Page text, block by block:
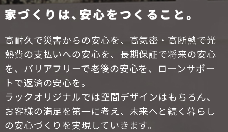
高耐久で災害からの安心を、高気密・高断熱で光
熱費の支払いへの安心を、長期保証で将来の安心
を、バリアフリーで老後の安心を、ローンサポー
トで返済の安心を。
ラックオリジナルでは空間デザインはもちろん、
お客様の満足を第一に考え、未来へと続く暮らし
の安心づくりを実現していきます。